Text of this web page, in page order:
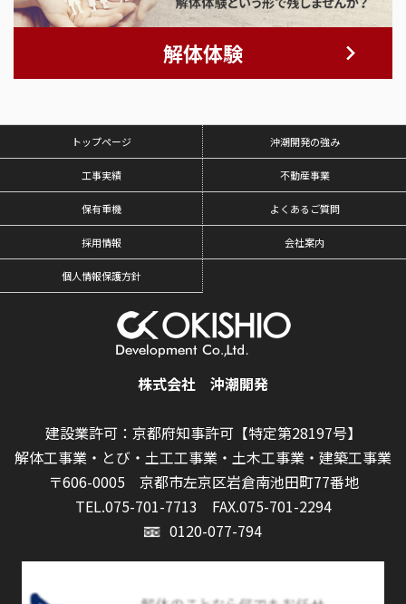
解体体験
トップページ 沖潮開発の強み
工事実績 不動産事業
保有重機 よくあるご質問
採用情報 会社案内
個人情報保護方針
株式会社 沖潮開発
建設業許可：京都府知事許可【特定第28197号】
解体工事業・とび・土工工事業・土木工事業・建築工事業
〒606-0005 京都市左京区岩倉南池田町77番地
TEL.075-701-7713 FAX.075-701-2294
0120-077-794